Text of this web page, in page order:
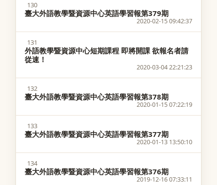
130
臺大外語教學暨資源中心英語學習報第379期
2020-02-15 09:42:37
131
外語教學暨資源中心短期課程 即將開課 欲報名者請
從速！
2020-03-04 22:21:23
132
臺大外語教學暨資源中心英語學習報第378期
2020-01-15 07:22:19
133
臺大外語教學暨資源中心英語學習報第377期
2020-01-13 13:50:10
134
臺大外語教學暨資源中心英語學習報第376期
2019-12-16 07:33:11